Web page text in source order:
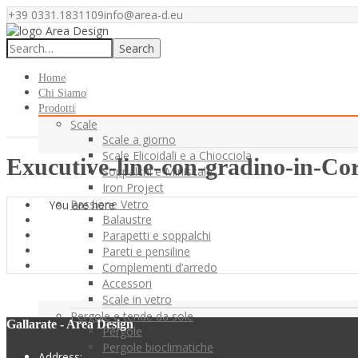
+39 0331.1831109info@area-d.eu
Search
Home
Chi Siamo
Prodotti
Scale
Scale a giorno
Scale Elicoidali e a Chiocciola
Soppalchi e Miniscale
Iron Project
Passione Vetro
Balaustre
Parapetti e soppalchi
Pareti e pensiline
Complementi d’arredo
Accessori
Scale in vetro
Pergole e tende da sole
Pergole
Pergole bioclimatiche
Exucutive-line-con-gradino-in-
You are here
Gallarate - Area Design